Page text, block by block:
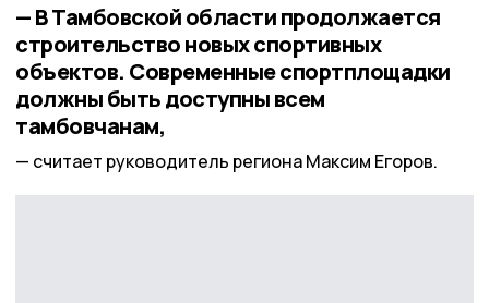
— В Тамбовской области продолжается
строительство новых спортивных
объектов. Современные спортплощадки
должны быть доступны всем
тамбовчанам,
считает руководитель региона Максим Егоров.